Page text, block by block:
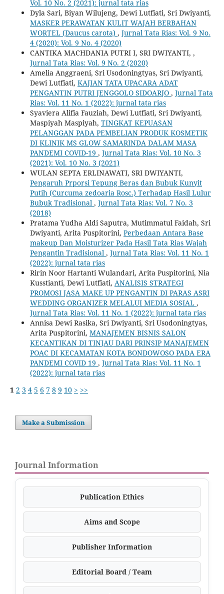
Vol. 10 No. 2 (2021): jurnal tata rias
Dyla Sari, Biyan Wilujeng, Dewi Lutfiati, Sri Dwiyanti,
MASKER PERAWATAN KULIT WAJAH BERBAHAN
WORTEL (Daucus carota) , Jurnal Tata Rias: Vol. 9 No.
4 (2020): Vol. 9 No. 4 (2020)
CANTIKA MACHDANIA PUTRI I, SRI DWIYANTI, ,
Jurnal Tata Rias: Vol. 9 No. 2 (2020)
Amelia Anggraeni, Sri Usodoningtyas, Sri Dwiyanti,
Dewi Lutfiati, KAJIAN TATA UPACARA ADAT
PENGANTIN PUTRI JENGGOLO SIDOARJO , Jurnal Tata
Rias: Vol. 11 No. 1 (2022): jurnal tata rias
Syaviera Alifia Fauziah, Dewi Lutfiati, Sri Dwiyanti,
Maspiyah Maspiyah, TINGKAT KEPUASAN
PELANGGAN PADA PEMBELIAN PRODUK KOSMETIK
DI KLINIK MS GLOW SAMARINDA DALAM MASA
PANDEMI COVID-19 , Jurnal Tata Rias: Vol. 10 No. 3
(2021): Vol. 10 No. 3 (2021)
WULAN SEPTA ERLINAWATI, SRI DWIYANTI,
Pengaruh Prporsi Tepung Beras dan Bubuk Kunyit
Putih (Curcuma zedoaria Rosc.) Terhadap Hasil Lulur
Bubuk Tradisional , Jurnal Tata Rias: Vol. 7 No. 3
(2018)
Pratama Yudha Aldi Saputra, Mutimmatul Faidah, Sri
Dwiyanti, Arita Puspitorini, Perbedaan Antara Base
makeup Dan Moisturizer Pada Hasil Tata Rias Wajah
Pengantin Tradisional , Jurnal Tata Rias: Vol. 11 No. 1
(2022): jurnal tata rias
Ririn Noor Hartanti Wulandari, Arita Puspitorini, Nia
Kusstianti, Dewi Lutfiati, ANALISIS STRATEGI
PROMOSI JASA MAKE UP PENGANTIN DI PARAS ASRI
WEDDING ORGANIZER MELALUI MEDIA SOSIAL ,
Jurnal Tata Rias: Vol. 11 No. 1 (2022): jurnal tata rias
Annisa Dewi Rasika, Sri Dwiyanti, Sri Usodoningtyas,
Arita Puspitorini, MANAJEMEN BISNIS SALON
KECANTIKAN DI TINJAU DARI PRINSIP MANAJEMEN
POAC DI KECAMATAN KOTA BONDOWOSO PADA ERA
PANDEMI COVID 19 , Jurnal Tata Rias: Vol. 11 No. 1
(2022): jurnal tata rias
1 2 3 4 5 6 7 8 9 10 > >>
Make a Submission
Journal Information
Publication Ethics
Aims and Scope
Publisher Information
Editorial Board / Team